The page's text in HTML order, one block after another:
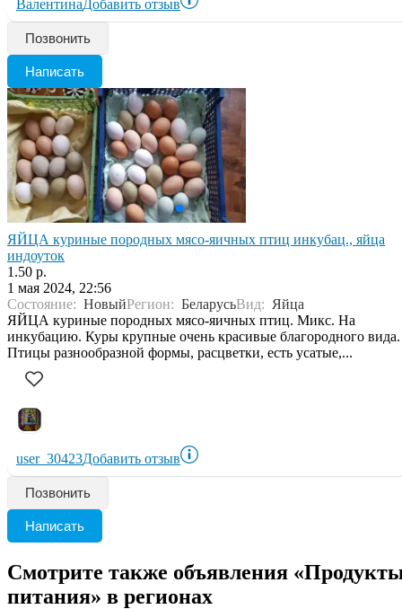
ВалентинаДобавить отзыв
Позвонить
Написать
ЯЙЦА куриные породных мясо-яичных птиц инкубац., яйца
индоуток
1.50 р.
1 мая 2024, 22:56
Состояние: НовыйРегион: БеларусьВид: Яйца
ЯЙЦА куриные породных мясо-яичных птиц. Микс. На
инкубацию. Куры крупные очень красивые благородного вида.
Птицы разнообразной формы, расцветки, есть усатые,...
user_30423Добавить отзыв
Позвонить
Написать
Смотрите также объявления
питания» в регионах